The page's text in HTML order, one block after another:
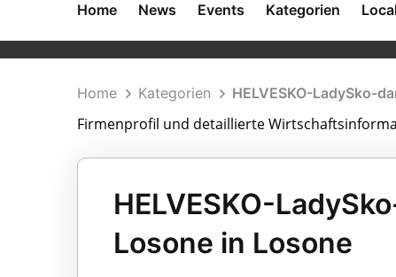
Home News Events Kategorien
Home Kategorien HELVESKO-LadySko-
Firmenprofil und detaillierte
HELVESKO-
Losone in Losone